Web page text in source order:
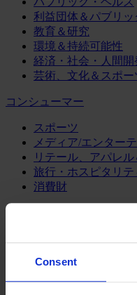
Consent
利益団体＆パブリ
教育＆研究
環境＆持続可能性
経済・社会・人間開
芸術、文化＆スポー
コンシューマー
スポーツ
メディア/エンター
リテール、アパレ
旅行・ホスピタリテ
消費財
製造業
機械・産業テクノロ
自動車・輸送機器